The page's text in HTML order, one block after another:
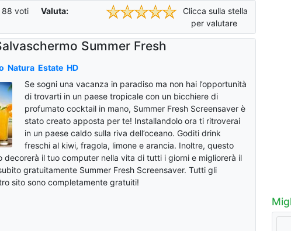
88 voti Valuta:
Clicca sulla stella
per valutare
Summer Fresh
Natura Estate HD
Se sogni una vacanza in paradiso ma non hai l’opportunità
di trovarti in un paese tropicale con un bicchiere di
profumato cocktail in mano, Summer Fresh Screensaver è
stato creato apposta per te! Installandolo ora ti ritroverai
in un paese caldo sulla riva dell’oceano. Goditi drink
freschi al kiwi, fragola, limone e arancia. Inoltre, questo
decorerà il tuo computer nella vita di tutti i giorni e migliorerà il
gratuitamente Summer Fresh Screensaver. Tutti gli
sito sono completamente gratuiti!